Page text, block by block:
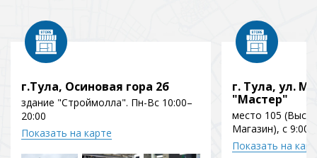
г.Тула, Осиновая гора 2б
здание "Строймолла". Пн-Вс 10:00–
20:00
Показать на карте
г. Тула, ул.
"Мастер"
место 105
Магазин), с 9:00
Показать на